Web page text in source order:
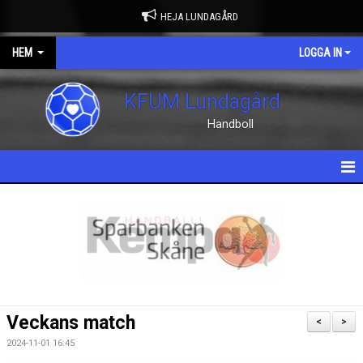
HEJA LUNDAGÅRD
HEM LOGGA IN
KFUM Lundagård
Handboll
KALENDER
>
<
Veckans match
2024-11-01 16:45